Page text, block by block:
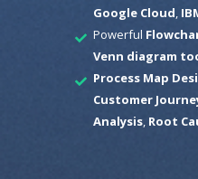
Google Cloud
Powerful
Venn diagram
Process Map
Customer
Analysis, Root